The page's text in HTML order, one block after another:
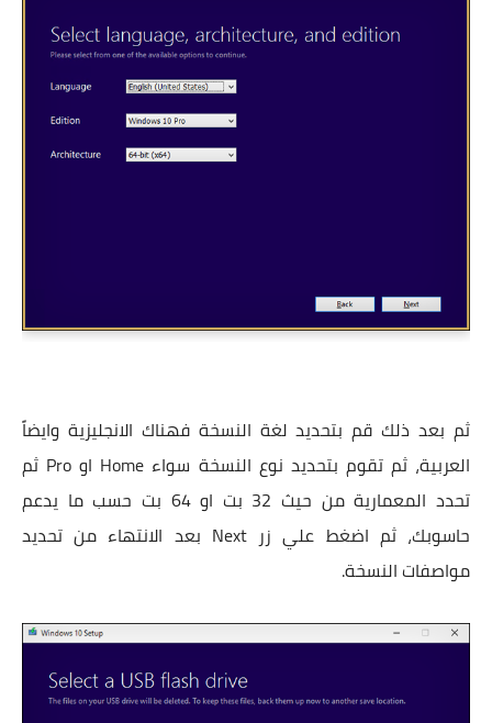
ثم بعد ذلك قم بتحديد لغة النسخة فهناك الانجليزية وايضاً
العربية، ثم تقوم بتحديد نوع النسخة سواء Home او Pro ثم
تحدد المعمارية من حيث 32 بت او 64 بت حسب ما يدعم
حاسوبك، ثم اضغط علي زر Next بعد الانتهاء من تحديد
مواصفات النسخة.